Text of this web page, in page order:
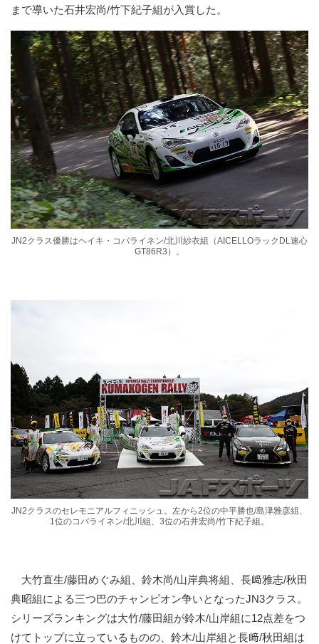
まで導いた石井宏尚/竹下紀子組が入賞した。
JN2クラス優勝はヘイキ・コバライネン/北川紗衣組（AICELLOラックDL速心
GT86R3）。
JN2クラスのセレモニアルフィニッシュ。左から2位の中平勝也/島津雅彦組、
1位のコバライネン/北川組、3位の石井宏尚/竹下紀子組。
大竹直生/藤田めぐみ組、鈴木尚/山岸典将組、長﨑雅志/秋田
典昭組による三つ巴のチャンピオン争いとなったJN3クラス。
シリーズランキングは大竹/藤田組が鈴木/山岸組に12点差をつ
けてトップに立っているものの、鈴木/山岸組と長﨑/秋田組は